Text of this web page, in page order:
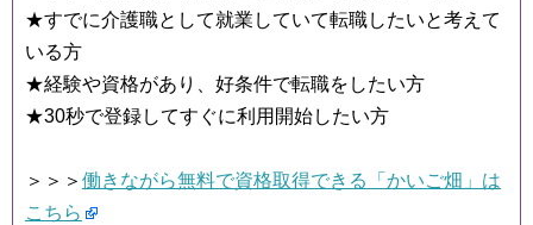
★すでに介護職として就業していて転職したいと考えて
いる方
★経験や資格があり、好条件で転職をしたい方
★30秒で登録してすぐに利用開始したい方
＞＞＞ 働きながら無料で資格取得できる「かいご畑」は
こちら